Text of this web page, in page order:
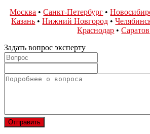
Москва •Санкт-Петербург •
Казань •Нижний Новгород •
Краснодар •Саратов
Задать вопрос эксперту